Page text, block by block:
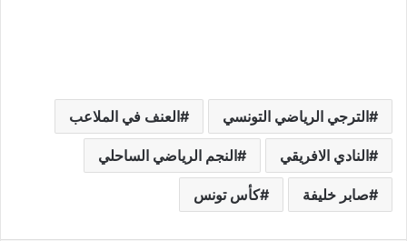
الترجي الرياضي التونسي العنف في الملاعب
النادي الافريقي النجم الرياضي الساحلي
صابر خليفة كأس تونس